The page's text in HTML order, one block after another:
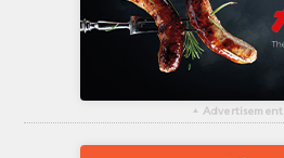
▴ Advertisement